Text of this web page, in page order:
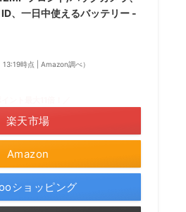
、一日中使えるバッテリー -
13:19時点 | Amazon調べ）
Amazon
楽天市場
ショッピング